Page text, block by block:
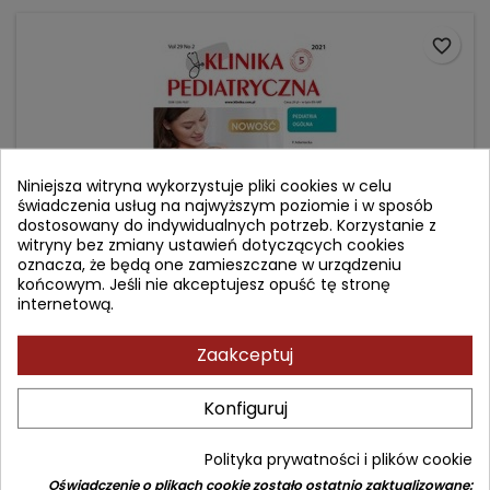
Autor:
(0)
Cena
29,00 zł
 Dodaj do koszyka
favorite_border
Niniejsza witryna wykorzystuje pliki cookies w celu
świadczenia usług na najwyższym poziomie i w sposób
dostosowany do indywidualnych potrzeb. Korzystanie z
witryny bez zmiany ustawień dotyczących cookies
oznacza, że będą one zamieszczane w urządzeniu
końcowym. Jeśli nie akceptujesz opuść tę stronę
internetową.
Zaakceptuj
Konfiguruj
Polityka prywatności i plików cookie
Oświadczenie o plikach cookie zostało ostatnio zaktualizowane: